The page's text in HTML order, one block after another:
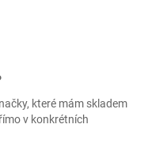
které mám skladem
v konkrétních